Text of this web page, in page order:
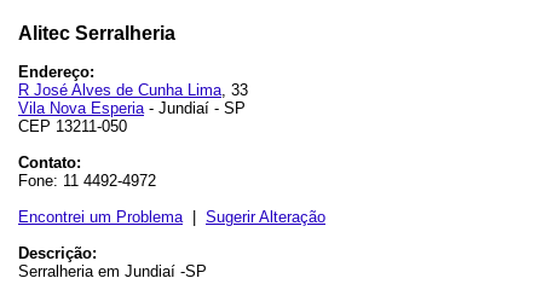
Alitec Serralheria
Endereço:
R José Alves de Cunha Lima, 33
Vila Nova Esperia- Jundiaí - SP
CEP 13211-050
Contato:
Fone: 11 4492-4972
Encontrei um Problema| Sugerir Alteração
Descrição:
Serralheria em Jundiaí -SP